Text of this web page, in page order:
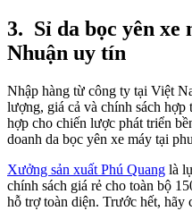
3. Sỉ da bọc yên xe
Nhuận uy tín
Nhập hàng từ công ty tại Việt
lượng, giá cả và chính sách
hợp cho chiến lược phát triển
doanh da bọc yên xe máy tại
Xưởng sản xuất Phú Quang là
chính sách giá rẻ cho toàn bộ
hỗ trợ toàn diện. Trước hết, hãy